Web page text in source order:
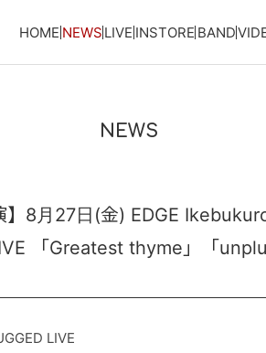
HOME NEWS LIVE INSTORE BAND
NEWS
】8月27日(金) EDGE
「Greatest thyme」「
LIVE